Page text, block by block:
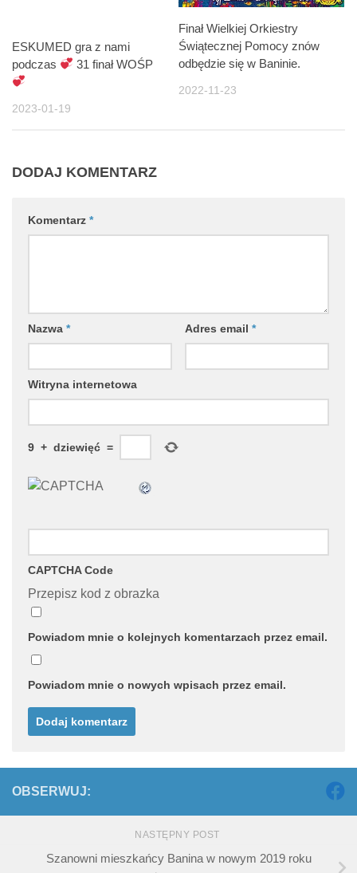
ESKUMED gra z nami
podczas
31 finał WOŚP
2023-01-19
Finał Wielkiej Orkiestry
Świątecznej Pomocy znów
odbędzie się w Baninie.
2022-11-23
DODAJ KOMENTARZ
Komentarz *
Nazwa * Adres email *
Witryna internetowa
9 + dziewięć =
CAPTCHA Code
Przepisz kod z obrazka
Powiadom mnie o kolejnych komentarzach przez email.
Powiadom mnie o nowych wpisach przez email.
OBSERWUJ:
NASTĘPNY POST
Szanowni mieszkańcy Banina w nowym 2019 roku